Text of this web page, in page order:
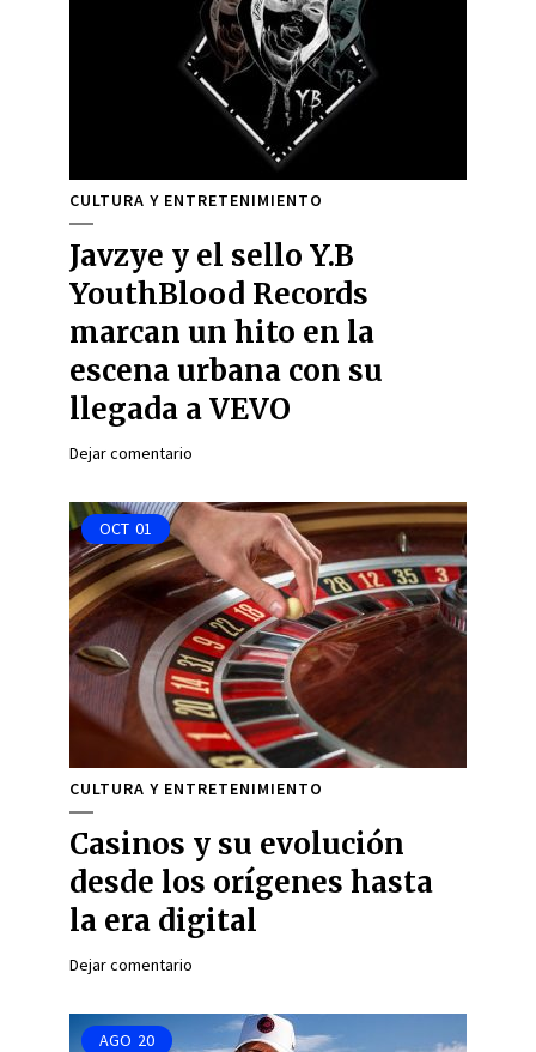
CULTURA Y ENTRETENIMIENTO
Javzye y el sello Y.B
YouthBlood Records
marcan un hito en la
escena urbana con su
llegada a VEVO
Dejar comentario
OCT 01
CULTURA Y ENTRETENIMIENTO
Casinos y su evolución
desde los orígenes hasta
la era digital
Dejar comentario
AGO 20